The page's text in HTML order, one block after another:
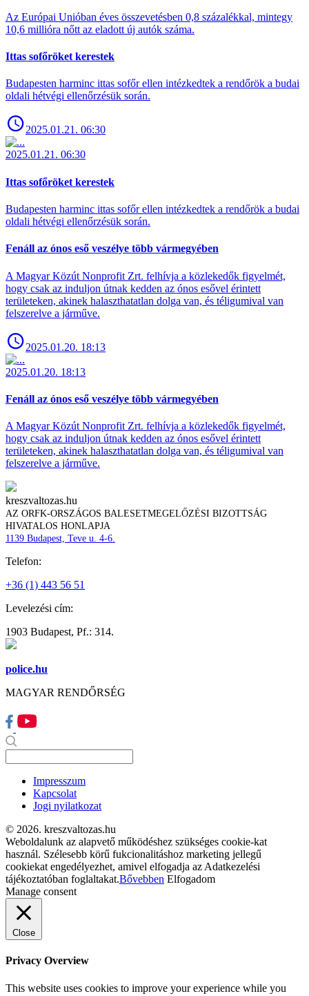
Az Európai Unióban éves összevetésben 0,8 százalékkal, mintegy
10,6 millióra nőtt az eladott új autók száma.
Ittas sofőröket kerestek
Budapesten harminc ittas sofőr ellen intézkedtek a rendőrök a budai
oldali hétvégi ellenőrzésük során.
2025.01.21. 06:30
2025.01.21. 06:30
Ittas sofőröket kerestek
Budapesten harminc ittas sofőr ellen intézkedtek a rendőrök a budai
oldali hétvégi ellenőrzésük során.
Fenáll az ónos eső veszélye több vármegyében
A Magyar Közút Nonprofit Zrt. felhívja a közlekedők figyelmét,
hogy csak az induljon útnak kedden az ónos esővel érintett
területeken, akinek halaszthatatlan dolga van, és téligumival van
felszerelve a járműve.
2025.01.20. 18:13
2025.01.20. 18:13
Fenáll az ónos eső veszélye több vármegyében
A Magyar Közút Nonprofit Zrt. felhívja a közlekedők figyelmét,
hogy csak az induljon útnak kedden az ónos esővel érintett
területeken, akinek halaszthatatlan dolga van, és téligumival van
felszerelve a járműve.
kreszvaltozas.hu
AZ ORFK-ORSZÁGOS BALESETMEGELŐZÉSI BIZOTTSÁG
HIVATALOS HONLAPJA
1139 Budapest, Teve u. 4-6.
Telefon:
+36 (1) 443 56 51
Levelezési cím:
1903 Budapest, Pf.: 314.
police.hu
MAGYAR RENDŐRSÉG
Impresszum
Kapcsolat
Jogi nyilatkozat
© 2026. kreszvaltozas.hu
Weboldalunk az alapvető működéshez szükséges cookie-kat
használ. Szélesebb körű fukcionalitáshoz marketing jellegű
cookiekat engedélyezhet, amivel elfogadja az Adatkezelési
tájékoztatóban foglaltakat.Bővebben Elfogadom
Manage consent
Close
Privacy Overview
This website uses cookies to improve your experience while you